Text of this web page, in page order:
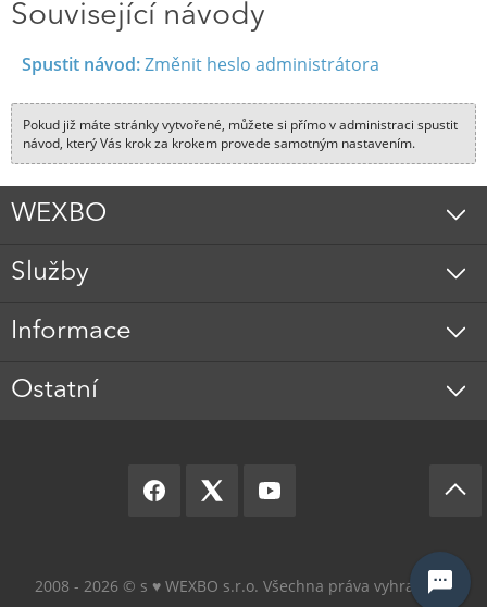
Související návody
Spustit návod:Změnit heslo administrátora
Pokud již máte stránky vytvořené, můžete si přímo v administraci spustit
návod, který Vás krok za krokem provede samotným nastavením.
WEXBO
Služby
Informace
Ostatní
2008 - 2026 © s ♥️ WEXBO s.r.o. Všechna práva vyhrazena.